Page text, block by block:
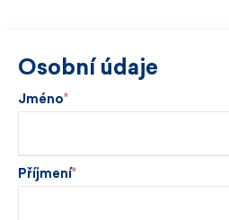
Osobní údaje
Jméno
Příjmení